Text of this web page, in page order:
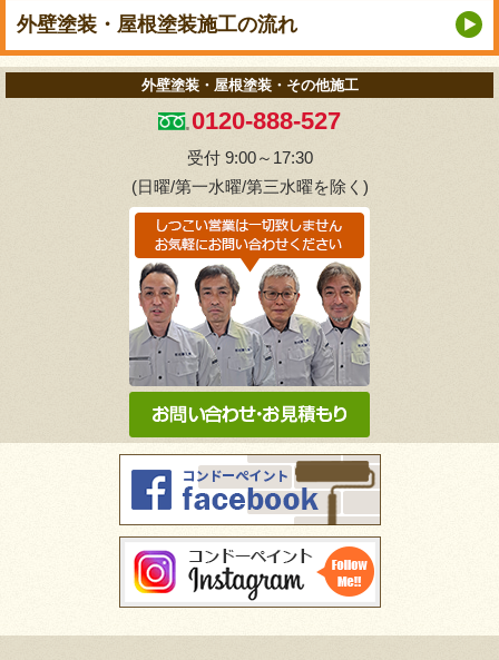
外壁塗装・屋根塗装施工の流れ
外壁塗装・屋根塗装・その他施工
0120-888-527
受付 9:00～17:30
(日曜/第一水曜/第三水曜を除く)